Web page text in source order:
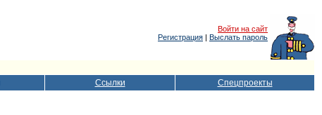
Войти на сайт
Регистрация | Выслать пароль
Ссылки Спецпроекты